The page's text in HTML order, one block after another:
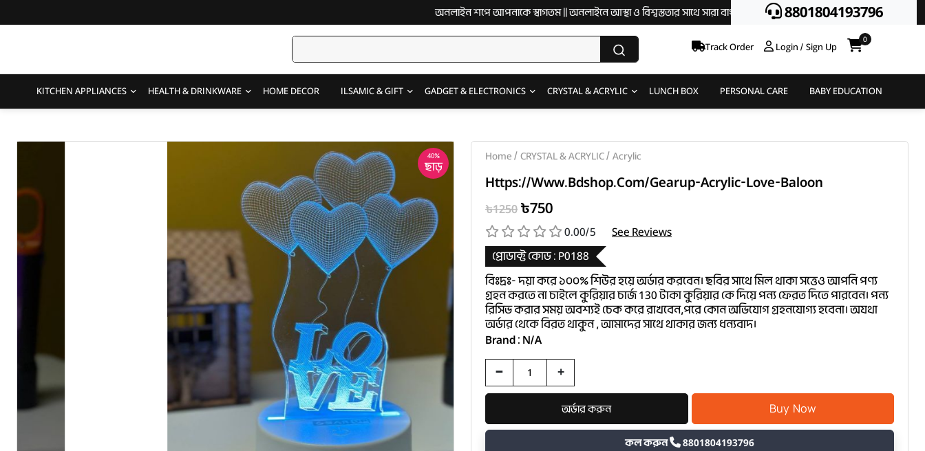
অনলাইন শপে আপনাকে স্বাগতম || অনলাইনে আস্থা ও বিশ্বস্ততার সাথে সারা বাংলাদেশে হোম ডেলিভারী দিয়ে থাকি || অর্ডার করতে
8801804193796
Track Order Login / Sign Up
0
KITCHEN APPLIANCES HEALTH & DRINKWARE HOME DECOR ILSAMIC & GIFT GADGET & ELECTRONICS CRYSTAL & ACRYLIC LUNCH BOX PERSONAL CARE BABY EDUCATION
40%
ছাড়
Home/CRYSTAL & ACRYLIC/Acrylic
Https://www.bdshop.com/gearup-Acrylic-Love-Baloon
৳1250 ৳750
0.00/5
See Reviews
প্রোডাক্ট কোড : P0188
বিঃদ্রঃ- দয়া করে ১০০% শিউর হয়ে অর্ডার করবেন। ছবির সাথে মিল থাকা সত্তেও আপনি পণ্য
গ্রহন করতে না চাইলে কুরিয়ার চার্জ 130 টাকা কুরিয়ার কে দিয়ে পন্য ফেরত দিতে পারবেন। পন্য
রিসিভ করার সময় অবশ্যই চেক করে রাখবেন,পরে কোন অভিযোগ গ্রহনযোগ্য হবেনা। অযথা
অর্ডার থেকে বিরত থাকুন , আমাদের সাথে থাকার জন্য ধন্যবাদ।
Brand : N/A
- +
কল করুন 8801804193796